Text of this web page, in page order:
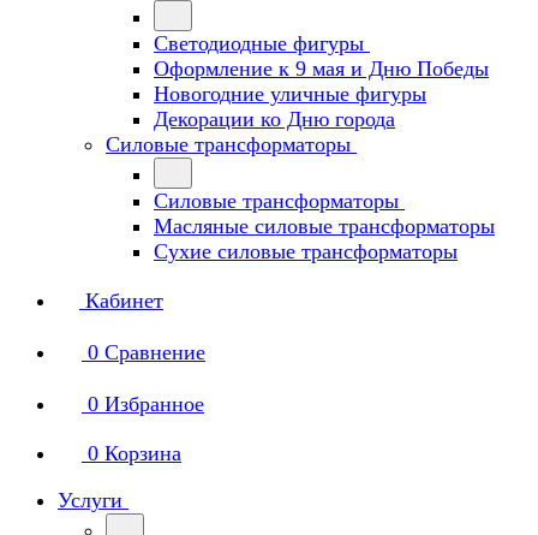
Светодиодные фигуры
Оформление к 9 мая и Дню Победы
Новогодние уличные фигуры
Декорации ко Дню города
Силовые трансформаторы
Силовые трансформаторы
Масляные силовые трансформаторы
Сухие силовые трансформаторы
Кабинет
0 Сравнение
0 Избранное
0 Корзина
Услуги